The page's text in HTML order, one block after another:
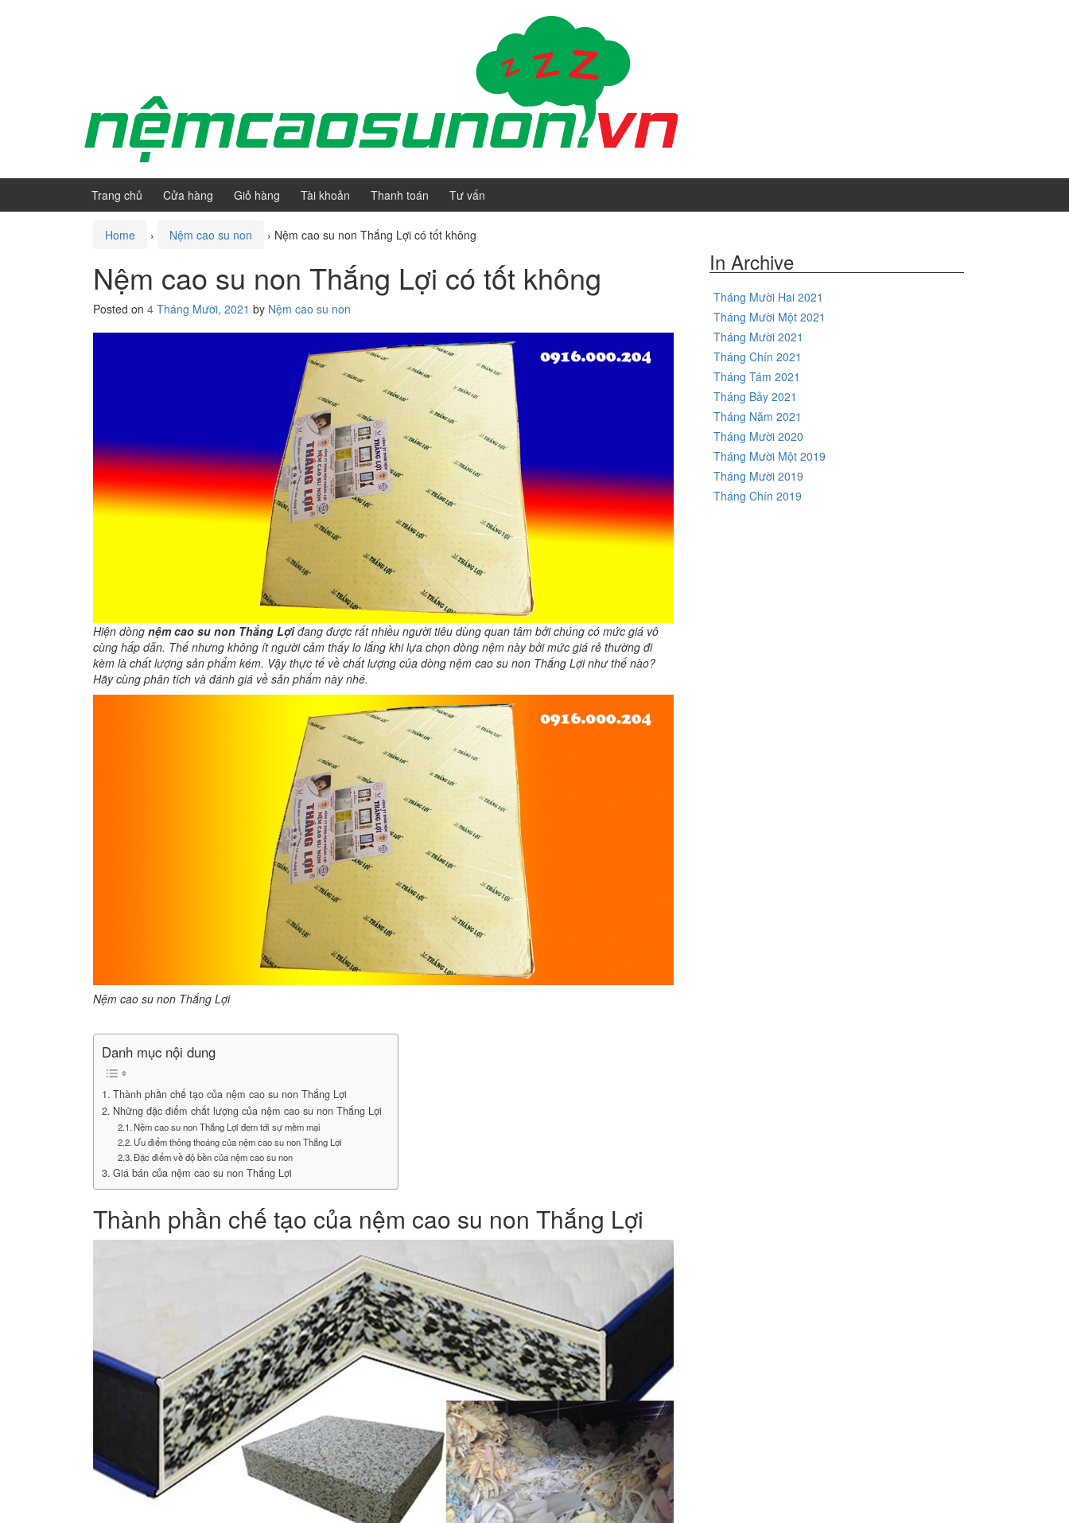
Trang chủ Cửa hàng Giỏ hàng Tài khoản Thanh toán Tư vấn
Home › Nệm cao su non › Nệm cao su non Thắng Lợi có tốt không
Nệm cao su non Thắng Lợi có tốt không
Posted on 4 Tháng Mười, 2021 by Nệm cao su non
Hiện dòng nệm cao su non Thắng Lợiđang được rất nhiều người tiêu dùng quan tâm bởi chúng có mức giá vô
cùng hấp dẫn. Thế nhưng không ít người cảm thấy lo lắng khi lựa chọn dòng nệm này bởi mức giá rẻ thường đi
kèm là chất lượng sản phẩm kém. Vậy thực tế về chất lượng của dòng nệm cao su non Thắng Lợi như thế nào?
Hãy cùng phân tích và đánh giá về sản phẩm này nhé.
Nệm cao su non Thắng Lợi
Danh mục nội dung
Thành phần chế tạo của nệm cao su non Thắng Lợi
Những đặc điểm chất lượng của nệm cao su non Thắng Lợi
Nệm cao su non Thắng Lợi đem tới sự mềm mại
Ưu điểm thông thoáng của nệm cao su non Thắng Lợi
Đặc điểm về độ bền của nệm cao su non
Giá bán của nệm cao su non Thắng Lợi
Thành phần chế tạo của nệm cao su non Thắng Lợi
In Archive
Tháng Mười Hai 2021
Tháng Mười Một 2021
Tháng Mười 2021
Tháng Chín 2021
Tháng Tám 2021
Tháng Bảy 2021
Tháng Năm 2021
Tháng Mười 2020
Tháng Mười Một 2019
Tháng Mười 2019
Tháng Chín 2019